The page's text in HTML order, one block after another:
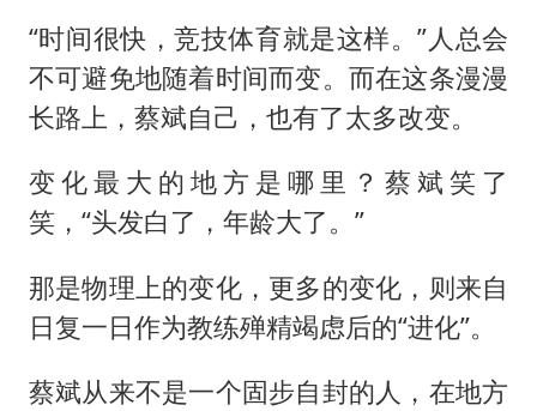
“时间很快，竞技体育就是这样。”人总会
不可避免地随着时间而变。而在这条漫漫
长路上，蔡斌自己，也有了太多改变。
变化最大的地方是哪里？蔡斌笑了
笑，“头发白了，年龄大了。”
那是物理上的变化，更多的变化，则来自
日复一日作为教练殚精竭虑后的“进化”。
蔡斌从来不是一个固步自封的人，在地方